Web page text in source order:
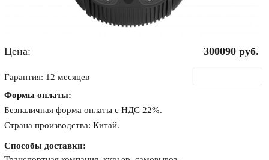
Цена: 300090 руб.
Гарантия: 12 месяцев
Формы оплаты:
Безналичная форма оплаты с НДС 22%.
Страна производства: Китай.
Способы доставки: